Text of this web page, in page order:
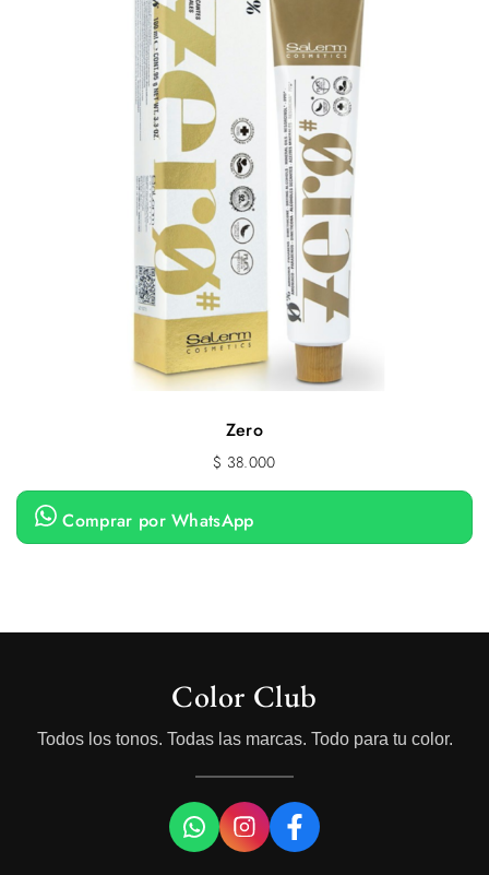
Zero
$ 38.000
Comprar por WhatsApp
Color Club
Todos los tonos. Todas las marcas. Todo para tu color.